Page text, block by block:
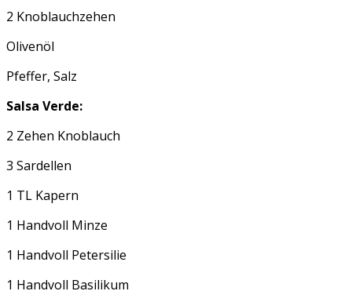
2 Knoblauchzehen
Olivenöl
Pfeffer, Salz
Salsa Verde:
2 Zehen Knoblauch
3 Sardellen
1 TL Kapern
1 Handvoll Minze
1 Handvoll Petersilie
1 Handvoll Basilikum